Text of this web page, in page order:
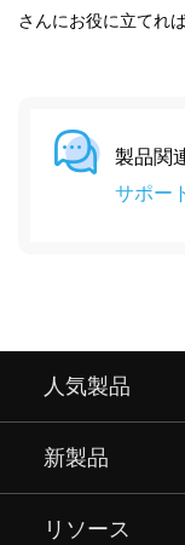
さんにお役に立てれ
製品関
サポー
人気製品
新製品
リソース